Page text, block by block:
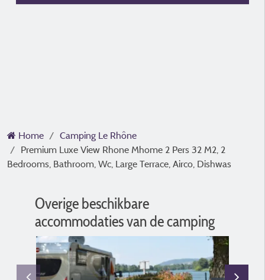
Home
Camping Le Rhône
Premium Luxe View Rhone Mhome 2 Pers 32 M2, 2
Bedrooms, Bathroom, Wc, Large Terrace, Airco, Dishwas
Overige beschikbare
accommodaties van de camping